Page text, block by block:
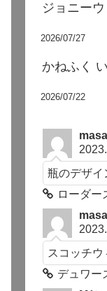
ジョニー
2026/07/27
かねふく
2026/07/22
masa
瓶のデザイ
ローダー
masa
スコッチ
デュワー